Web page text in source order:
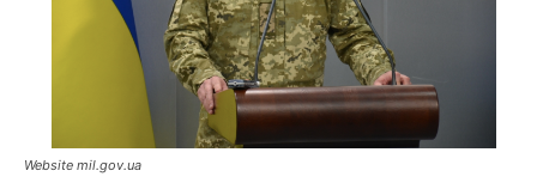
Website mil.gov.ua